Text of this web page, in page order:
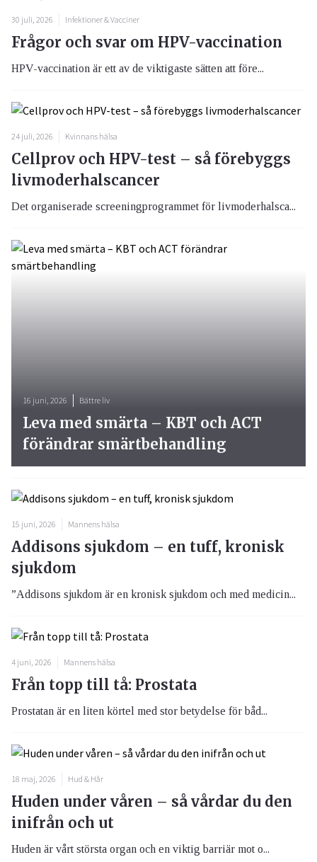
30 juli, 2026 Infektioner & Vacciner
Frågor och svar om HPV-vaccination
HPV-vaccination är ett av de viktigaste sätten att före...
24 juli, 2026 Kvinnans hälsa
Cellprov och HPV-test – så förebyggs
livmoderhalscancer
Det organiserade screeningprogrammet för livmoderhalsca...
16 juni, 2026 Bättre liv
Leva med smärta – KBT och ACT
förändrar smärtbehandling
15 juni, 2026 Mannens hälsa
Addisons sjukdom – en tuff, kronisk
sjukdom
”Addisons sjukdom är en kronisk sjukdom och med medicin...
4 juni, 2026 Mannens hälsa
Från topp till tå: Prostata
Prostatan är en liten körtel med stor betydelse för båd...
18 maj, 2026 Hud & Hår
Huden under våren – så vårdar du den
inifrån och ut
Huden är vårt största organ och en viktig barriär mot o...